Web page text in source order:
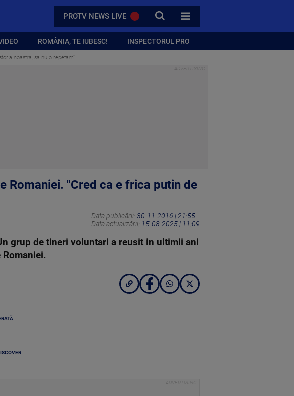
PROTV NEWS LIVE CAUTA
TOATE CATEGORIILE
ROMÂNIA, TE IUBESC! INSPECTORUL PRO
noastra, sa nu o repetam"
Romaniei. "Cred ca e frica putin de
Data publicării: 30-11-2016 | 21:55
Data actualizării: 15-08-2025 | 11:09
grup de tineri voluntari a reusit in ultimii ani